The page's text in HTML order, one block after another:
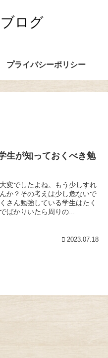
ログ
プライバシーポリシー
生が知っておくべき勉
変でしたよね。もう少しすれ
か？その考えは少し危ないで
さん勉強している学生はたく
ばかりいたら周りの...
2023.07.18